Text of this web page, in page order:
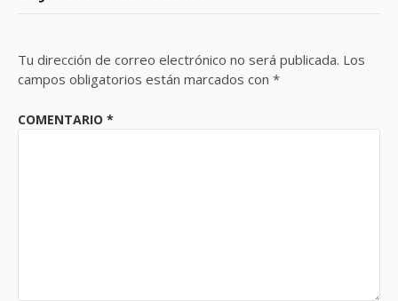
Tu dirección de correo electrónico no será publicada. Los
campos obligatorios están marcados con *
COMENTARIO *